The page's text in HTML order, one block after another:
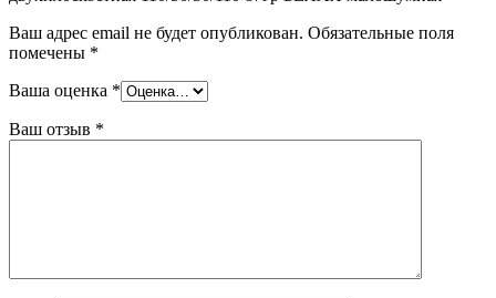
Ваш адрес email не будет опубликован. Обязательные поля
помечены *
Ваша оценка *
Ваш отзыв *